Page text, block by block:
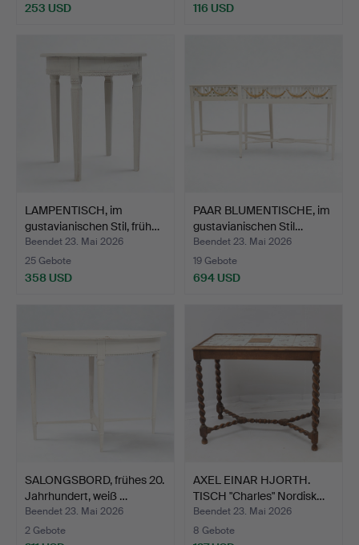
253 USD 116 USD
LAMPENTISCH, im
gustavianischen Stil, früh…
Beendet 23. Mai 2026
25 Gebote
358 USD
PAAR BLUMENTISCHE, im
gustavianischen Stil…
Beendet 23. Mai 2026
19 Gebote
694 USD
SALONGSBORD, frühes 20.
Jahrhundert, weiß …
Beendet 23. Mai 2026
2 Gebote
AXEL EINAR HJORTH.
TISCH "Charles" Nordisk…
Beendet 23. Mai 2026
8 Gebote